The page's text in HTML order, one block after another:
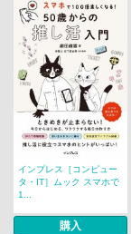
インプレス［コンピュー
タ・IT］ムック スマホで
1...
購入